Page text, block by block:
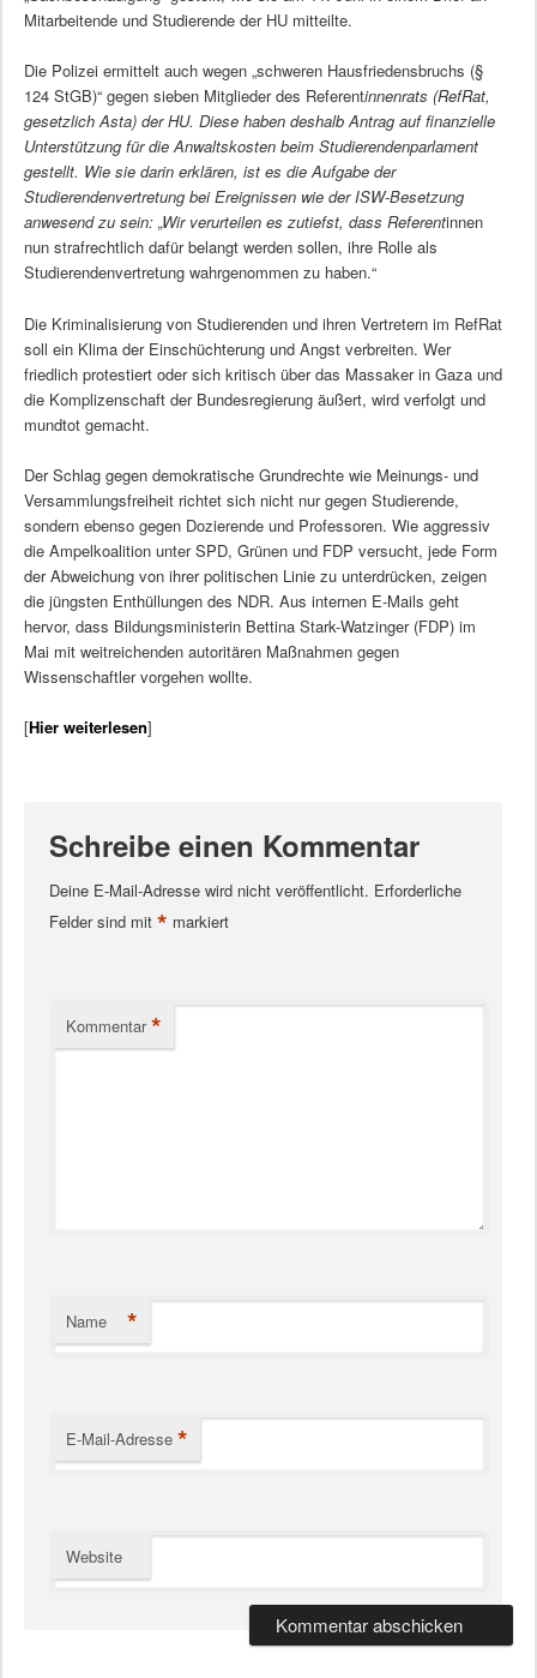
Mitarbeitende und Studierende der HU mitteilte.
Die Polizei ermittelt auch wegen „schweren Hausfriedensbruchs (§
124 StGB)“ gegen sieben Mitglieder des Referentinnenrats (RefRat,
gesetzlich Asta) der HU. Diese haben deshalb Antrag auf finanzielle
Unterstützung für die Anwaltskosten beim Studierendenparlament
gestellt. Wie sie darin erklären, ist es die Aufgabe der
Studierendenvertretung bei Ereignissen wie der ISW-Besetzung
anwesend zu sein: „Wir verurteilen es zutiefst, dass Referentinnen
nun strafrechtlich dafür belangt werden sollen, ihre Rolle als
Studierendenvertretung wahrgenommen zu haben.“
Die Kriminalisierung von Studierenden und ihren Vertretern im RefRat
soll ein Klima der Einschüchterung und Angst verbreiten. Wer
friedlich protestiert oder sich kritisch über das Massaker in Gaza und
die Komplizenschaft der Bundesregierung äußert, wird verfolgt und
mundtot gemacht.
Der Schlag gegen demokratische Grundrechte wie Meinungs- und
Versammlungsfreiheit richtet sich nicht nur gegen Studierende,
sondern ebenso gegen Dozierende und Professoren. Wie aggressiv
die Ampelkoalition unter SPD, Grünen und FDP versucht, jede Form
der Abweichung von ihrer politischen Linie zu unterdrücken, zeigen
die jüngsten Enthüllungen des NDR. Aus internen E-Mails geht
hervor, dass Bildungsministerin Bettina Stark-Watzinger (FDP) im
Mai mit weitreichenden autoritären Maßnahmen gegen
Wissenschaftler vorgehen wollte.
[Hier weiterlesen]
Schreibe einen Kommentar
Deine E-Mail-Adresse wird nicht veröffentlicht. Erforderliche
Felder sind mit * markiert
Kommentar *
Name *
E-Mail-Adresse *
Website